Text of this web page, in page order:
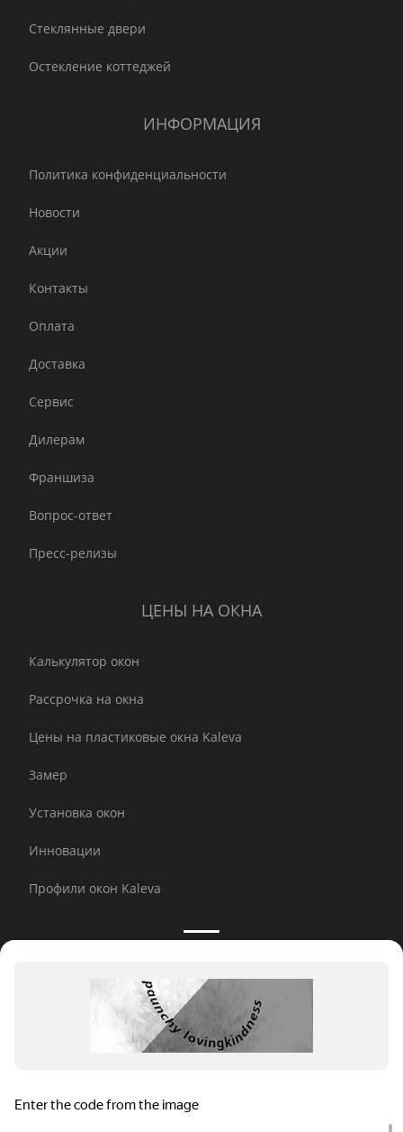
Стеклянные двери
Остекление коттеджей
ИНФОРМАЦИЯ
Политика конфиденциальности
Новости
Акции
Контакты
Оплата
Доставка
Сервис
Дилерам
Франшиза
Вопрос-ответ
Пресс-релизы
ЦЕНЫ НА ОКНА
Калькулятор окон
Рассрочка на окна
Цены на пластиковые окна Kaleva
Замер
Установка окон
Инновации
Профили окон Kaleva
Принимаем к оплате:
E-mail рассылка